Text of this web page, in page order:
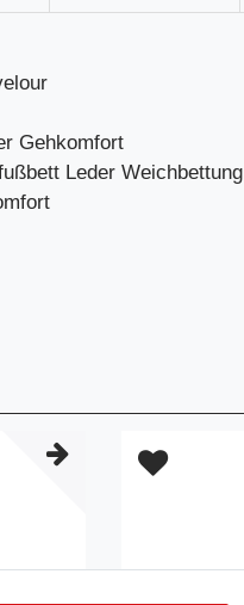
Gehkomfort
Leder Weichbettung